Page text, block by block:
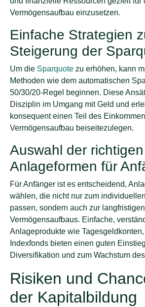
Vermögensaufbau einzusetzen.
Einfache Strategien
Steigerung der
Um die Sparquote zu erhöhen, kann
Methoden wie dem automatischen
50/30/20-Regel beginnen. Diese
Disziplin im Umgang mit Geld und
konsequent einen Teil des
Vermögensaufbau beiseitezulegen.
Auswahl der richtigen
Anlageformen für
Für Anfänger ist es entscheidend,
wählen, die nicht nur zum
passen, sondern auch zur
Vermögensaufbaus. Einfache,
Anlageprodukte wie
Indexfonds bieten einen guten
Diversifikation und zum Wachstum
Risiken und
der Kapitalbildung